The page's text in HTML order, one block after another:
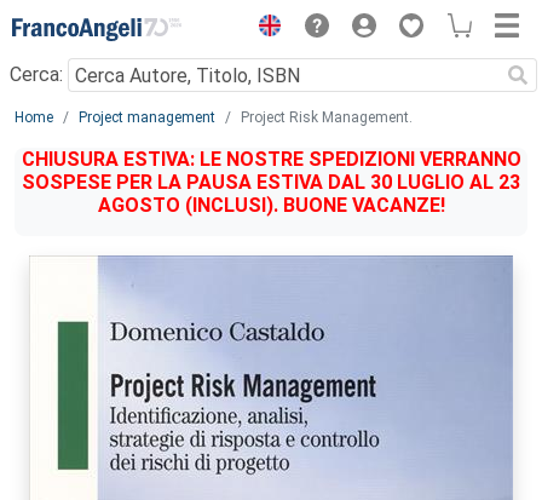
Menu
Cerca:
Main content
Home Project management Project Risk Management.
CHIUSURA ESTIVA: LE NOSTRE SPEDIZIONI VERRANNO
SOSPESE PER LA PAUSA ESTIVA DAL 30 LUGLIO AL 23
AGOSTO (INCLUSI). BUONE VACANZE!